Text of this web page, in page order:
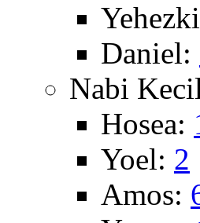
Daniel:
Nabi
Hosea:
Yoel: 2
Amos: